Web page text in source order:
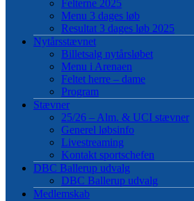
Felterne 2025
Menu 3 dages løb
Resultat 3 dages løb 2025
Nytårsstævnet
Billetsalg nytårsløbet
Menu i Arenaen
Feltet herre – dame
Program
Stævner
25/26 – Alm. & UCI stævner
Generel løbsinfo
Livestreaming
Kontakt sportschefen
DBC Ballerup udvalg
DBC Ballerup udvalg
Medlemskab